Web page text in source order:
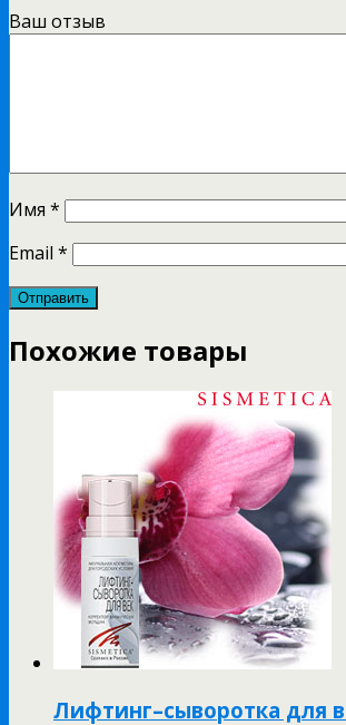
Ваш отзыв
Имя *
Email *
Похожие товары
Лифтинг–сыворотка для